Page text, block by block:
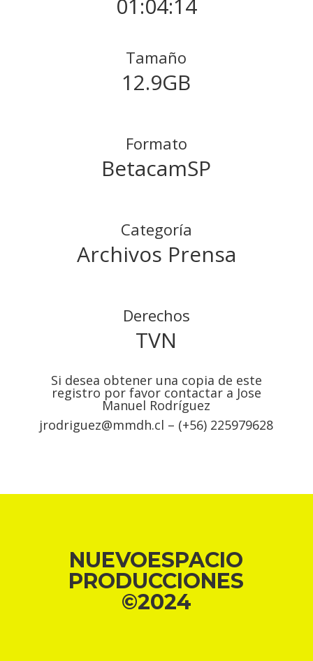
01:04:14
Tamaño
12.9GB
Formato
BetacamSP
Categoría
Archivos Prensa
Derechos
TVN
Si desea obtener una copia de este
registro por favor contactar a Jose
Manuel Rodríguez
jrodriguez@mmdh.cl – (+56) 225979628
NUEVOESPACIO
PRODUCCIONES
©2024